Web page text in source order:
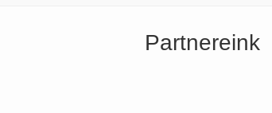
Partnereink